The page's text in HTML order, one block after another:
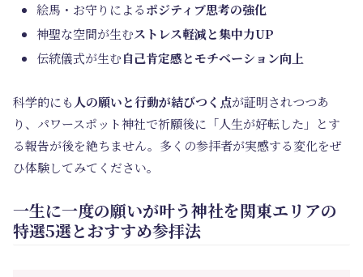
絵馬・お守りによるポジティブ思考の強化
神聖な空間が生むストレス軽減と集中力UP
伝統儀式が生む自己肯定感とモチベーション向上
科学的にも 人の願いと行動が結びつく点が証明されつつあ
り、パワースポット神社で祈願後に「人生が好転した」とす
る報告が後を絶ちません。多くの参拝者が実感する変化をぜ
ひ体験してみてください。
一生に一度の願いが叶う神社を関東エリアの
特選5選とおすすめ参拝法